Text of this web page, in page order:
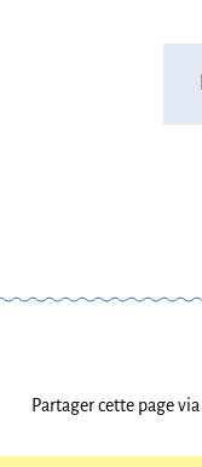
Partager cette page via